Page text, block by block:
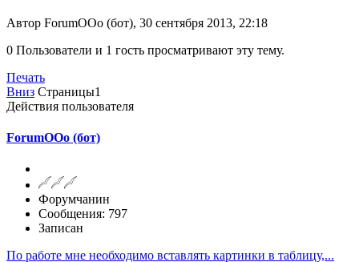
Автор ForumOOo (бот), 30 сентября 2013, 22:18
0 Пользователи и 1 гость просматривают эту тему.
Печать
Вниз Страницы1
Действия пользователя
ForumOOo (бот)
Форумчанин
Сообщения: 797
Записан
По работе мне необходимо вставлять картинки в таблицу,...